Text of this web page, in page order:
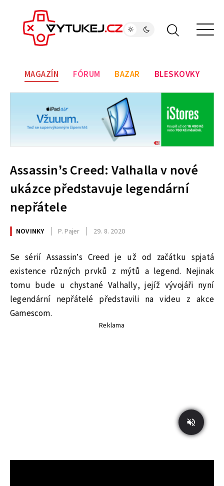
MAGAZÍN FÓRUM BAZAR BLESKOVKY
Assassin’s Creed: Valhalla v nové
ukázce představuje legendární
nepřátele
NOVINKY P. Pajer 29. 8. 2020
Se sérií Assassin’s Creed je už od začátku spjatá
existence různých prvků z mýtů a legend. Nejinak
tomu bude u chystané Valhally, jejíž vývojáři nyní
legendární nepřátelé představili na videu z akce
Gamescom.
Reklama